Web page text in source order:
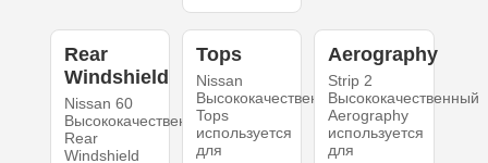
Rear
Windshield
Nissan 60
Высококачественный
Rear
Windshield
Tops
Nissan
Высококачественный
Tops
используется
для
Aerography
Strip 2
Высококачественный
Aerography
используется
для